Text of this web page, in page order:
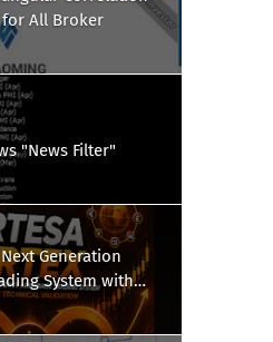
for All Broker
"News Filter"
Generation
System with